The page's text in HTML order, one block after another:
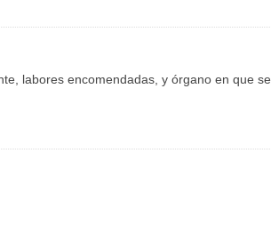
labores encomendadas, y órgano en que se